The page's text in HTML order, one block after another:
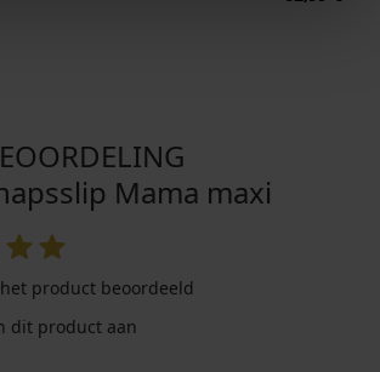
Mama maxi
product beoordeeld
dit product aan